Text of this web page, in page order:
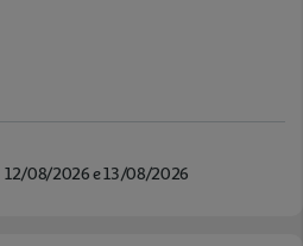
12/08/2026 e 13/08/2026